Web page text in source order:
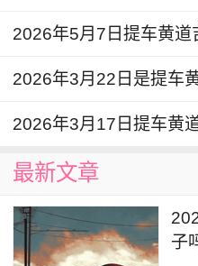
2026年5月7日提车黄道
2026年3月22日是提车
2026年3月17日提车黄
最新文章
子